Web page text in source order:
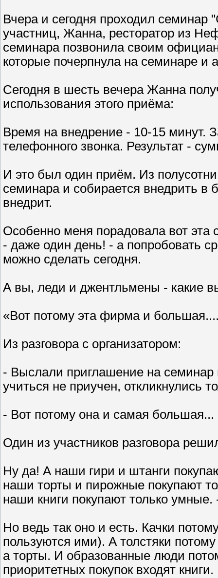
Вчера и сегодня проходил
участниц, Жанна, ресторатор из
семинара позвонила своим
которые почерпнула на семинаре и
Сегодня в шесть вечера Жанна
использования этого приёма:
Время на внедрение - 10-15 минут.
телефонного звонка. Результат -
И это был один приём. Из
семинара и собирается внедрить
внедрит.
Особенно меня порадовала вот
- даже один день! - а попробовать
можно сделать сегодня.
А вы, леди и джентльмены - какие
«Вот потому эта фирма и
Из разговора с организатором:
- Выслали приглашение на
учиться не приучен,
- Вот потому она и самая большая...
Один из участников разговора
Ну да! А наши гири и штанги
наши торты и пирожные покупают
наши книги покупают только
Но ведь так оно и есть. Качки
пользуются ими). А толстяки
а торты. И образованные люди
приоритетных покупок входят книги.